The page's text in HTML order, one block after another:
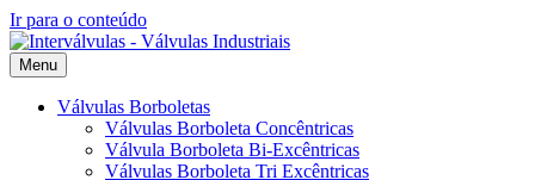
Ir para o conteúdo
Menu
Válvulas Borboletas
Válvulas Borboleta Concêntricas
Válvula Borboleta Bi-Excêntricas
Válvulas Borboleta Tri Excêntricas